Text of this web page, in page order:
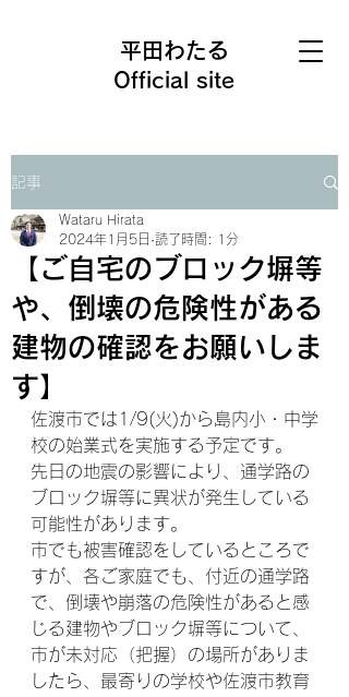
平田わたる
Official site
記事
【ご自宅のブロック塀等
や、倒壊の危険性がある
建物の確認をお願いしま
す】⁡
Wataru Hirata
2024年1月5日 読了時間: 1分
佐渡市では1/9⁡(火)から島内小・中学
校の始業式を実施する予定です。⁡
先日の地震の影響により、通学路の
ブロック塀等に異状が発生している
可能性があります。⁡
⁡市でも被害確認をしているところで
すが、各ご家庭でも、付近の通学路
で、倒壊や崩落の危険性があると感
じる建物やブロック塀等について、
市が未対応（把握）の場所がありま
したら、最寄りの学校や佐渡市教育